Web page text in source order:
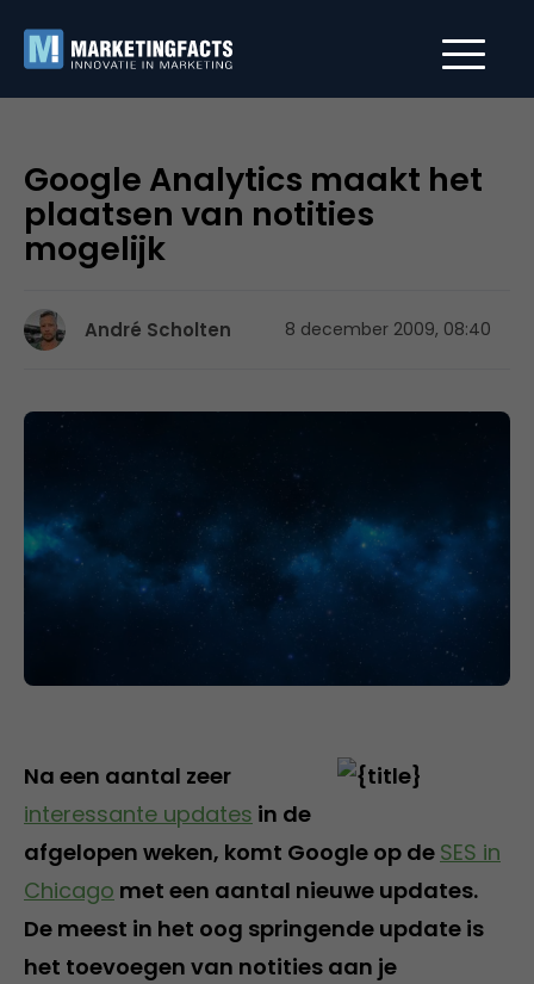
Google Analytics maakt het
plaatsen van notities
mogelijk
André Scholten 8 december 2009, 08:40
Na een aantal zeer
interessante updates in de
afgelopen weken, komt Google op de SES in
Chicago met een aantal nieuwe updates.
De meest in het oog springende update is
het toevoegen van notities aan je